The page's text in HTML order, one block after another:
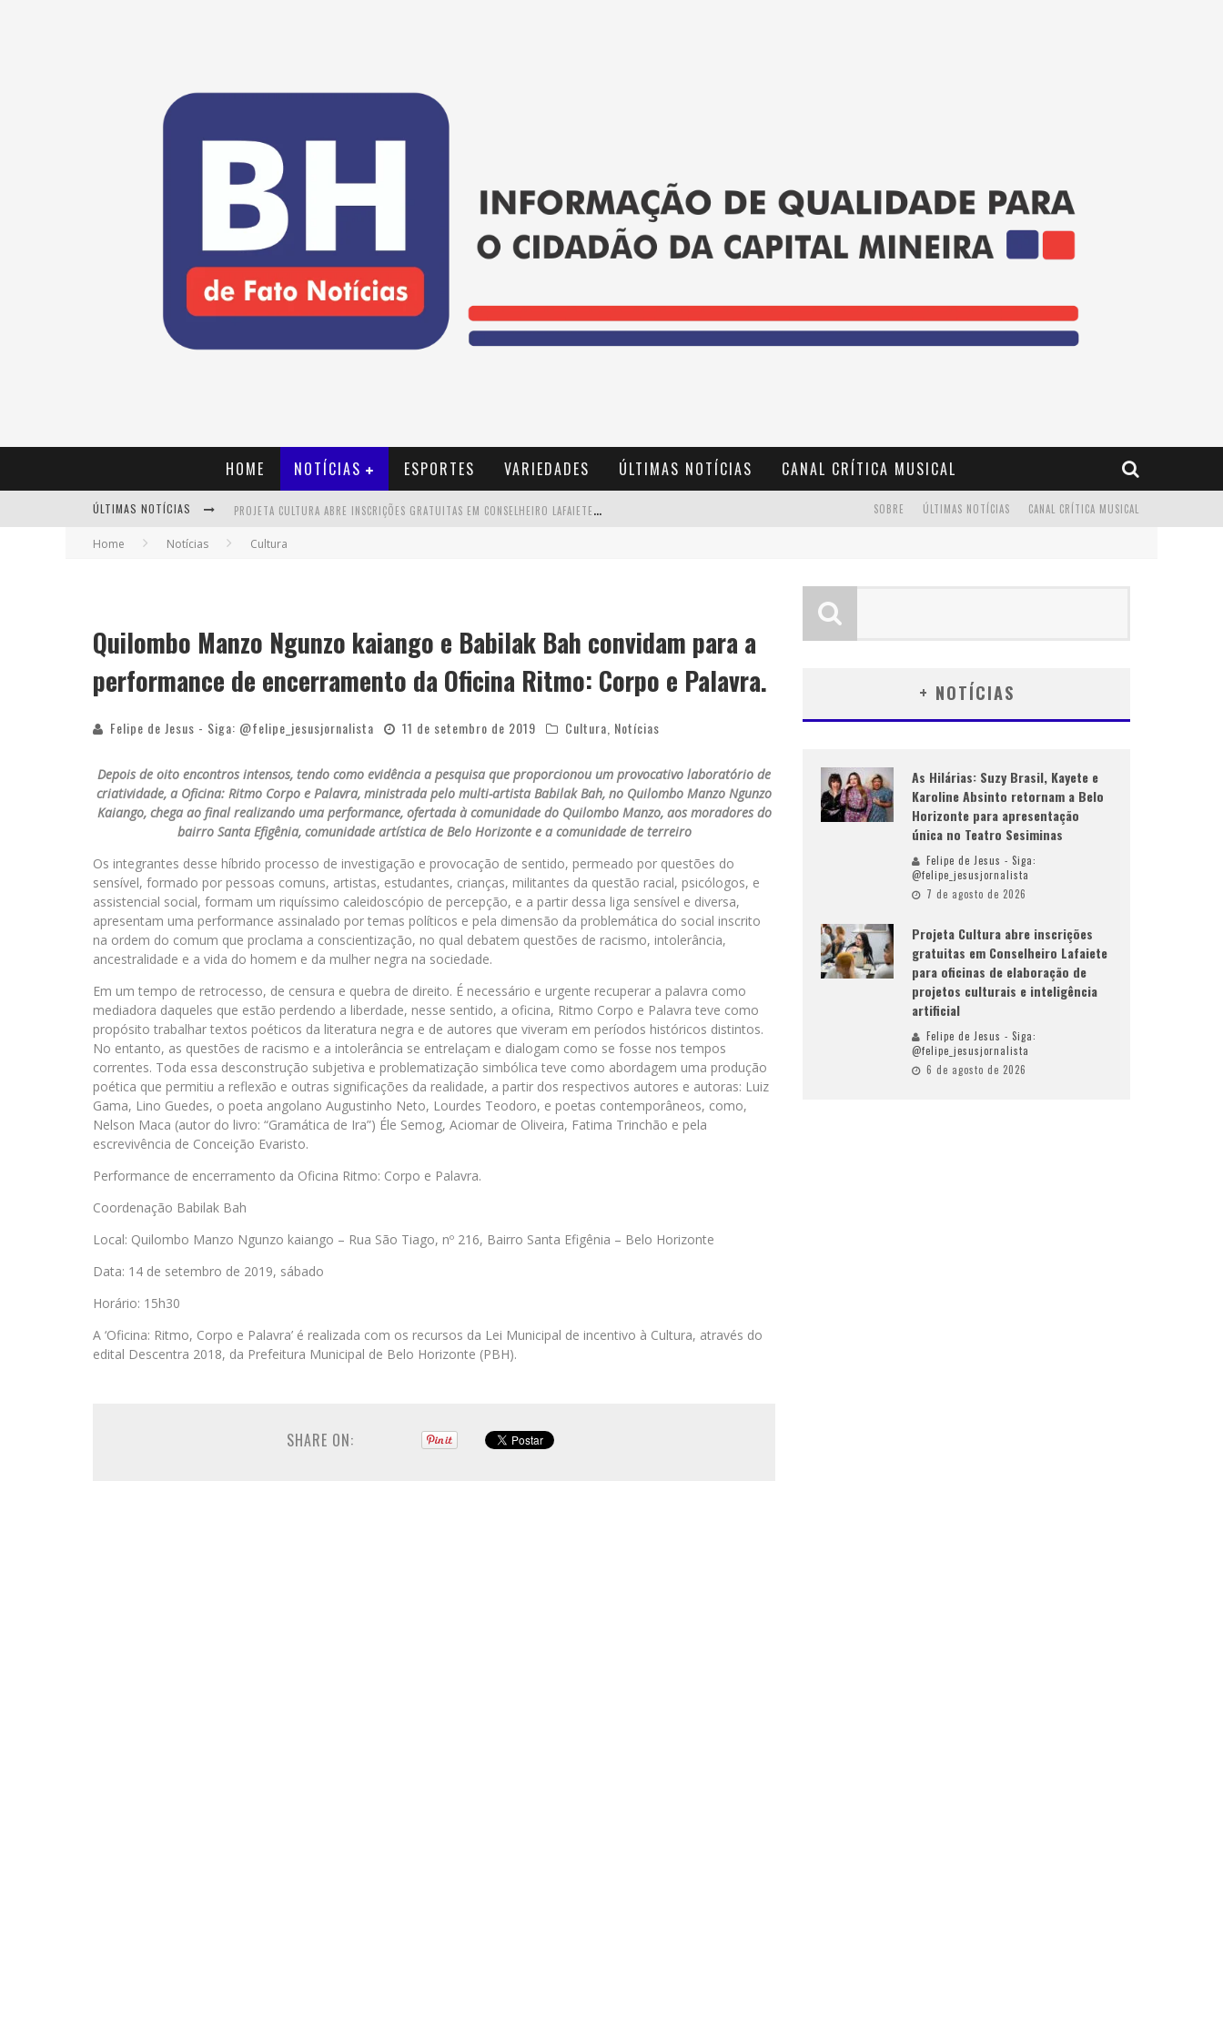
HOME NOTÍCIAS ESPORTES VARIEDADES ÚLTIMAS NOTÍCIAS CANAL CRÍTICA MUSICAL
ÚLTIMAS NOTÍCIAS P
ROJETA CULTURA ABRE INSCRIÇÕES GRATUITAS EM CONSELHEIRO LAFAIETE PARA OFICINAS DE ELABORAÇÃO DE PROJETOS CULTURAIS E INTELIGÊNCIA ARTIFICIAL
CANAL CRÍTICA MUSICAL
ÚLTIMAS NOTÍCIAS
SOBRE
Home Notícias Cultura
Quilombo Manzo Ngunzo kaiango e Babilak Bah convidam para a
performance de encerramento da Oficina Ritmo: Corpo e Palavra.
Felipe de Jesus - Siga: @felipe_jesusjornalista 11 de setembro de 2019 Cultura Notícias
Depois de oito encontros intensos, tendo como evidência a pesquisa que proporcionou um provocativo laboratório de
criatividade, a Oficina: Ritmo Corpo e Palavra, ministrada pelo multi-artista Babilak Bah, no Quilombo Manzo Ngunzo
Kaiango, chega ao final realizando uma performance, ofertada à comunidade do Quilombo Manzo, aos moradores do
bairro Santa Efigênia, comunidade artística de Belo Horizonte e a comunidade de terreiro
Os integrantes desse híbrido processo de investigação e provocação de sentido, permeado por questões do
sensível, formado por pessoas comuns, artistas, estudantes, crianças, militantes da questão racial, psicólogos, e
assistencial social, formam um riquíssimo caleidoscópio de percepção, e a partir dessa liga sensível e diversa,
apresentam uma performance assinalado por temas políticos e pela dimensão da problemática do social inscrito
na ordem do comum que proclama a conscientização, no qual debatem questões de racismo, intolerância,
ancestralidade e a vida do homem e da mulher negra na sociedade.
Em um tempo de retrocesso, de censura e quebra de direito. É necessário e urgente recuperar a palavra como
mediadora daqueles que estão perdendo a liberdade, nesse sentido, a oficina, Ritmo Corpo e Palavra teve como
propósito trabalhar textos poéticos da literatura negra e de autores que viveram em períodos históricos distintos.
No entanto, as questões de racismo e a intolerância se entrelaçam e dialogam como se fosse nos tempos
correntes. Toda essa desconstrução subjetiva e problematização simbólica teve como abordagem uma produção
poética que permitiu a reflexão e outras significações da realidade, a partir dos respectivos autores e autoras: Luiz
Gama, Lino Guedes, o poeta angolano Augustinho Neto, Lourdes Teodoro, e poetas contemporâneos, como,
Nelson Maca (autor do livro: “Gramática de Ira”) Éle Semog, Aciomar de Oliveira, Fatima Trinchão e pela
escrevivência de Conceição Evaristo.
Performance de encerramento da Oficina Ritmo: Corpo e Palavra.
Coordenação Babilak Bah
Local: Quilombo Manzo Ngunzo kaiango – Rua São Tiago, nº 216, Bairro Santa Efigênia – Belo Horizonte
Data: 14 de setembro de 2019, sábado
Horário: 15h30
A ‘Oficina: Ritmo, Corpo e Palavra’ é realizada com os recursos da Lei Municipal de incentivo à Cultura, através do
edital Descentra 2018, da Prefeitura Municipal de Belo Horizonte (PBH).
SHARE ON:
+ NOTÍCIAS
As Hilárias: Suzy Brasil, Kayete e
Karoline Absinto retornam a Belo
Horizonte para apresentação
única no Teatro Sesiminas
Felipe de Jesus - Siga:
@felipe_jesusjornalista
7 de agosto de 2026
Projeta Cultura abre inscrições
gratuitas em Conselheiro Lafaiete
para oficinas de elaboração de
projetos culturais e inteligência
artificial
Felipe de Jesus - Siga:
@felipe_jesusjornalista
6 de agosto de 2026